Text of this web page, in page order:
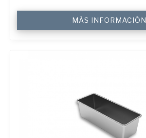
Standard
Bread
Tin
MÁS INFORMACIÓN